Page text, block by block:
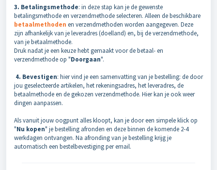
3. Betalingsmethode: in deze stap kan je de gewenste
betalingsmethode en verzendmethode selecteren. Alleen de beschikbare
betaalmethoden en verzendmethoden worden aangegeven. Deze
zijn afhankelijk van je leveradres (doelland) en, bij de verzendmethode,
van je betaalmethode.
Druk nadat je een keuze hebt gemaakt voor de betaal- en
verzendmethode op "Doorgaan".
4. Bevestigen: hier vind je een samenvatting van je bestelling: de door
jou geselecteerde artikelen, het rekeningsadres, het leveradres, de
betaalmethode en de gekozen verzendmethode. Hier kan je ook weer
dingen aanpassen.
Als vanuit jouw oogpunt alles kloopt, kan je door een simpele klick op
"Nu kopen" je bestelling afronden en deze binnen de komende 2-4
werkdagen ontvangen. Na afronding van je bestelling krijg je
automatisch een bestelbevestiging per email.